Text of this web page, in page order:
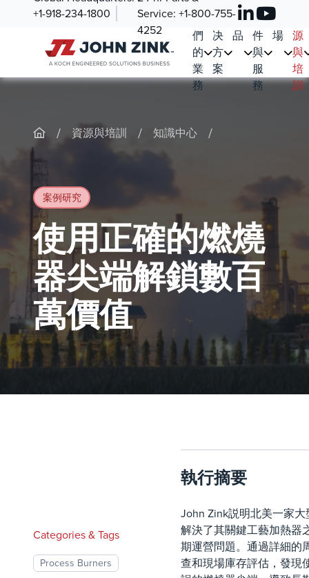
+1-918-234-1800
Service: +1-800-755-
4252
我
們
的
業
務
解
决
方
案
產
品
零
件
與
服
務
市
場 源
與
培
訓
/ 資源與培訓 / 知識中心 /
案例研究
使用正確的燃燒
器尖端解鎖數百
萬價值
Categories & Tags
Process Burners
執行摘要
John Zink説明北美一家
解決了其關鍵工藝加熱器
期運營問題。通過詳細的
查和現場庫存評估，發現